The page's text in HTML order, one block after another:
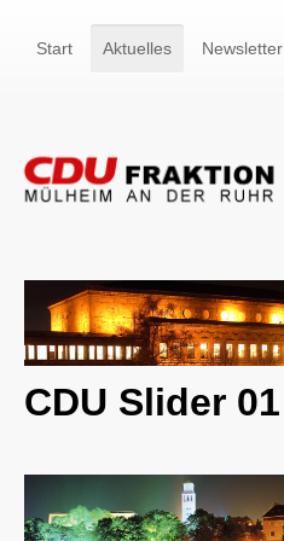
Start Aktuelles Newsletter
CDU Slider 01